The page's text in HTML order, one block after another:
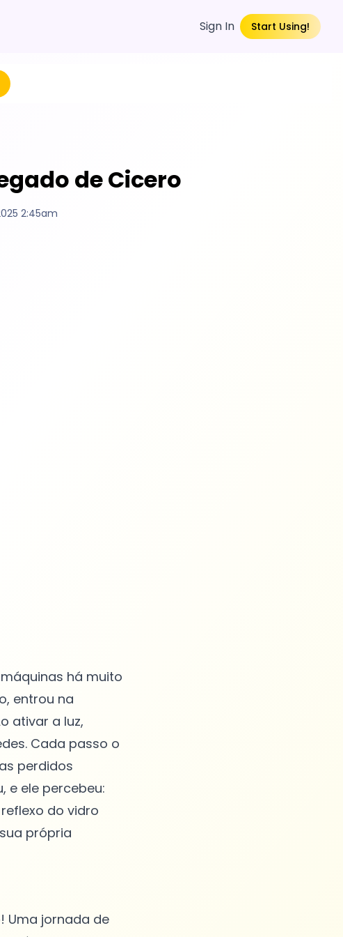
Sign In Start Using!
de Cicero
2:45am
há muito
entrou na
ativar a luz,
Cada passo o
perdidos
e ele percebeu:
do vidro
própria
Uma jornada de